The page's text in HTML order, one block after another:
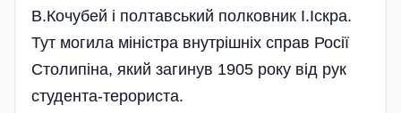
В.Кочубей і полтавський полковник І.Іскра.
Тут могила міністра внутрішніх справ Росії
Столипіна, який загинув 1905 року від рук
студента-терориста.